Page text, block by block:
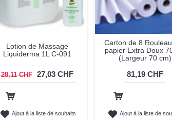
Lotion de Massage
Liquiderma 1L C-091
28,11 CHF 27,03 CHF
Ajout à la liste de souhaits
Carton de 8
papier Extra Doux
(Largeur 70 cm)
81,19 CHF
Ajout à la liste de